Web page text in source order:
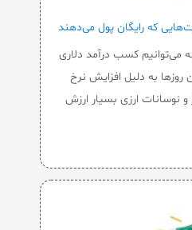
که رایگان پول می‌دهند
می‌توانیم کسب درآمد دلاری
روزها به دلیل افزایش نرخ
و نوسانات ارزی بسیار ارزش